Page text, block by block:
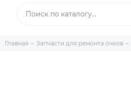
Главная Запчасти для ремонта очков